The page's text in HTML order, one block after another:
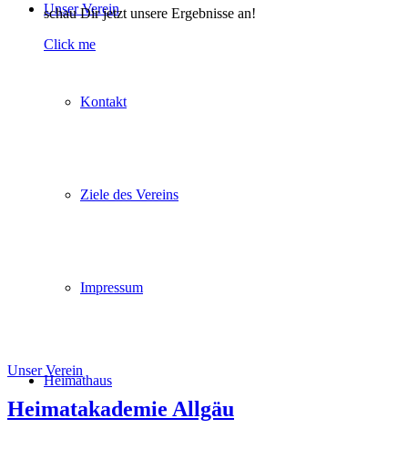
Unser Verein
Kontakt
Ziele des Vereins
Impressum
Heimathaus
schau Dir jetzt unsere Ergebnisse an!
Click me
Unser Verein
Heimatakademie Allgäu